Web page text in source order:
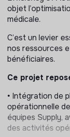
objet
médicale.
C’est un levier
nos ressources
bénéficiaires.
Ce projet
• Intégration de
opérationnelle
équipes Supply,
des activités